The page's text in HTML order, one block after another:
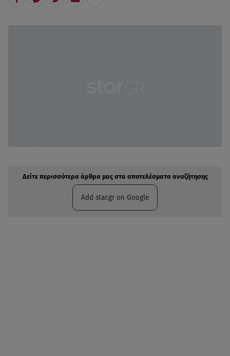
Δείτε περισσότερα άρθρα μας στα αποτελέσματα αναζήτησης
Add star.gr on Google